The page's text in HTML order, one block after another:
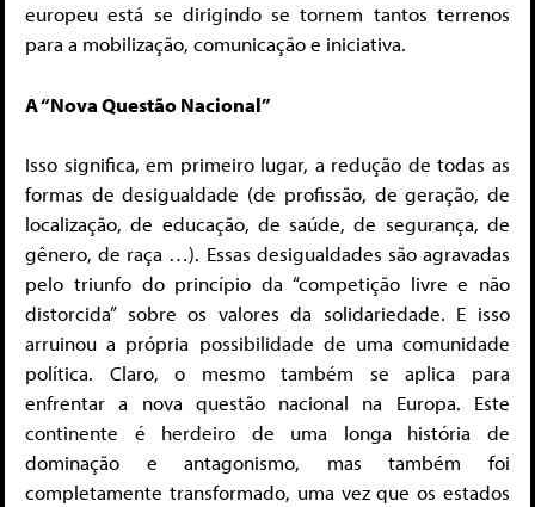
europeu está se dirigindo se tornem tantos terrenos
para a mobilização, comunicação e iniciativa.
A “Nova Questão Nacional”
Isso significa, em primeiro lugar, a redução de todas as
formas de desigualdade (de profissão, de geração, de
localização, de educação, de saúde, de segurança, de
gênero, de raça …). Essas desigualdades são agravadas
pelo triunfo do princípio da “competição livre e não
distorcida” sobre os valores da solidariedade. E isso
arruinou a própria possibilidade de uma comunidade
política. Claro, o mesmo também se aplica para
enfrentar a nova questão nacional na Europa. Este
continente é herdeiro de uma longa história de
dominação e antagonismo, mas também foi
completamente transformado, uma vez que os estados